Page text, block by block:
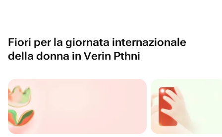
Fiori per la giornata internazionale
della donna in Verin Pthni